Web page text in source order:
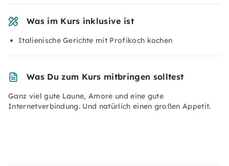
Was im Kurs inklusive ist
Italienische Gerichte mit Profikoch kochen
Was Du zum Kurs mitbringen solltest
Ganz viel gute Laune, Amore und eine gute
Internetverbindung. Und natürlich einen großen Appetit.